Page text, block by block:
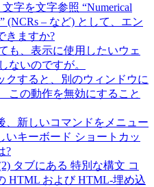
字を文字参照 “Numerical
(NCRs – など) として、エン
きますか?
も、表示に使用したいウェ
ないのですが。
クすると、別のウィンドウに
この動作を無効にすること
、新しいコマンドをメニュー
いキーボード ショートカッ
?
タブにある 特別な構文 コ
HTML および HTML-埋め込